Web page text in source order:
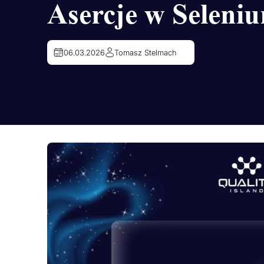
Asercje w
06.03.2026 Tomasz Stelmach